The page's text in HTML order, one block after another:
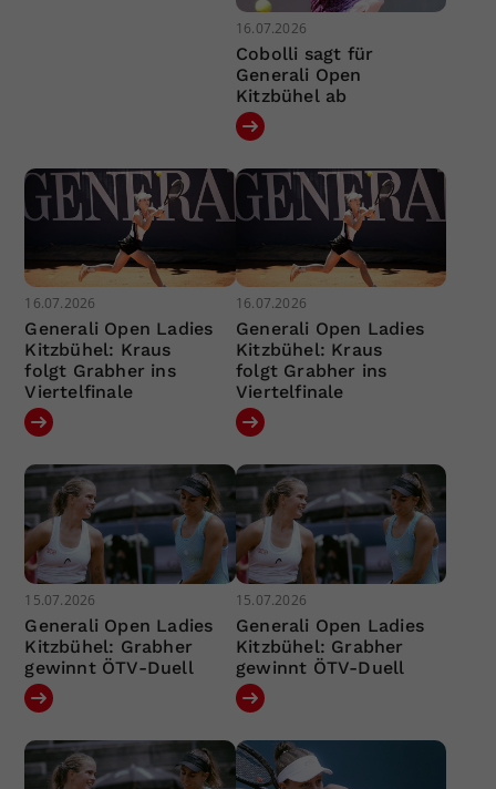
16.07.2026
Cobolli sagt für
Generali Open
Kitzbühel ab
16.07.2026
Generali Open Ladies
Kitzbühel: Kraus
folgt Grabher ins
Viertelfinale
16.07.2026
Generali Open Ladies
Kitzbühel: Kraus
folgt Grabher ins
Viertelfinale
15.07.2026
Generali Open Ladies
Kitzbühel: Grabher
gewinnt ÖTV-Duell
15.07.2026
Generali Open Ladies
Kitzbühel: Grabher
gewinnt ÖTV-Duell